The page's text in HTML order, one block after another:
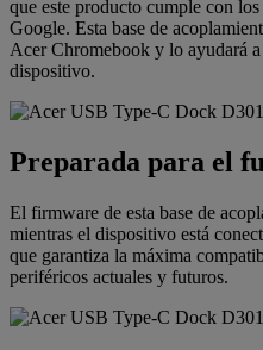
que este producto cumple con
Google. Esta base de
Acer Chromebook y lo ayudará
dispositivo.
Preparada para el
El firmware de esta base de
mientras el dispositivo está
que garantiza la máxima
periféricos actuales y futuros.